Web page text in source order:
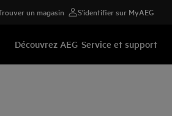
un magasin S'identifier sur MyAEG
Découvrez AEG Service et support